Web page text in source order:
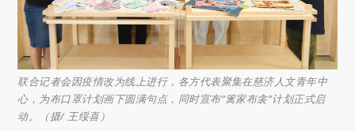
联合记者会因疫情改为线上进行，各方代表聚集在慈济人文青年中
心，为布口罩计划画下圆满句点，同时宣布“篱家布衾”计划正式启
动。（摄/ 王绥喜）